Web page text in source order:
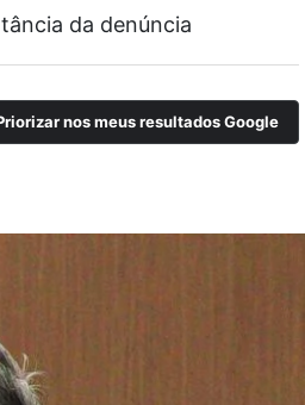
da denúncia
nos meus resultados Google